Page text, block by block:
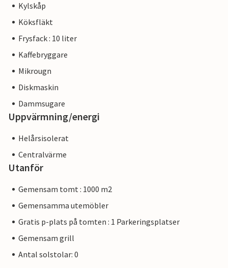
Kylskåp
Köksfläkt
Frysfack : 10 liter
Kaffebryggare
Mikrougn
Diskmaskin
Dammsugare
Uppvärmning/energi
Helårsisolerat
Centralvärme
Utanför
Gemensam tomt : 1000 m2
Gemensamma utemöbler
Gratis p-plats på tomten : 1 Parkeringsplatser
Gemensam grill
Antal solstolar: 0